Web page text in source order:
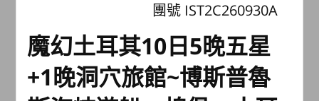
團號 IST2C260930A
魔幻土耳其10日5晚五星
+1晚洞穴旅館~博斯普魯